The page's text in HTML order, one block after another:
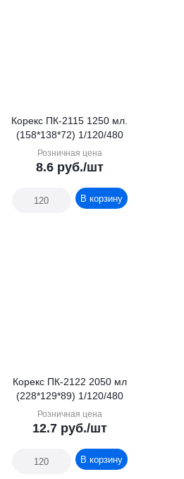
Корекс ПК-2115 1250 мл.
(158*138*72) 1/120/480
Розничная цена
8.6руб./шт
В корзину
Корекс ПК-2122 2050 мл
(228*129*89) 1/120/480
Розничная цена
12.7руб./шт
В корзину